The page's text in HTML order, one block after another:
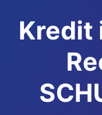
Sondertilgung
Kredit für
Kredit mit direkter
Kredit für Rentner
Beamtenkredit
Effektiver
Kredit